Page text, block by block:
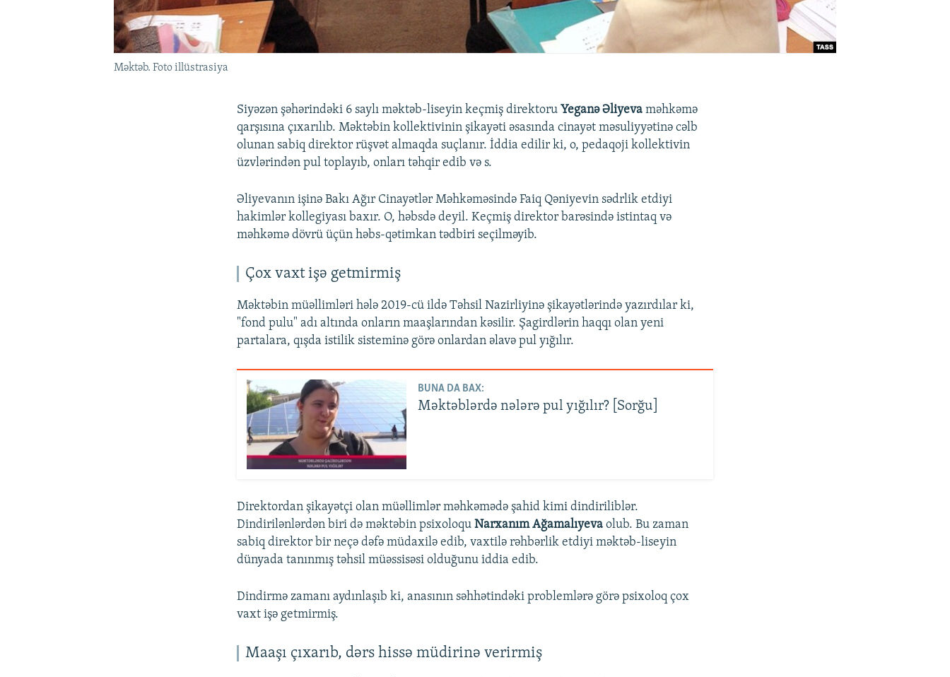
Məktəb. Foto illüstrasiya
Siyəzən şəhərindəki 6 saylı məktəb-liseyin keçmiş direktoruYeganə Əliyeva məhkəmə
qarşısına çıxarılıb. Məktəbin kollektivinin şikayəti əsasında cinayət məsuliyyətinə cəlb
olunan sabiq direktor rüşvət almaqda suçlanır. İddia edilir ki, o, pedaqoji kollektivin
üzvlərindən pul toplayıb, onları təhqir edib və s.
Əliyevanın işinə Bakı Ağır Cinayətlər Məhkəməsində Faiq Qəniyevin sədrlik etdiyi
hakimlər kollegiyası baxır. O, həbsdə deyil. Keçmiş direktor barəsində istintaq və
məhkəmə dövrü üçün həbs-qətimkan tədbiri seçilməyib.
Çox vaxt işə getmirmiş
Məktəbin müəllimləri hələ 2019-cü ildə Təhsil Nazirliyinə şikayətlərində yazırdılar ki,
"fond pulu" adı altında onların maaşlarından kəsilir. Şagirdlərin haqqı olan yeni
partalara, qışda istilik sisteminə görə onlardan əlavə pul yığılır.
BUNA DA BAX:
Məktəblərdə nələrə pul yığılır? [Sorğu]
Direktordan şikayətçi olan müəllimlər məhkəmədə şahid kimi dindiriliblər.
Dindirilənlərdən biri də məktəbin psixoloquNarxanım Ağamalıyeva olub. Bu zaman
sabiq direktor bir neçə dəfə müdaxilə edib, vaxtilə rəhbərlik etdiyi məktəb-liseyin
dünyada tanınmış təhsil müəssisəsi olduğunu iddia edib.
Dindirmə zamanı aydınlaşıb ki, anasının səhhətindəki problemlərə görə psixoloq çox
vaxt işə getmirmiş.
Maaşı çıxarıb, dərs hissə müdirinə verirmiş